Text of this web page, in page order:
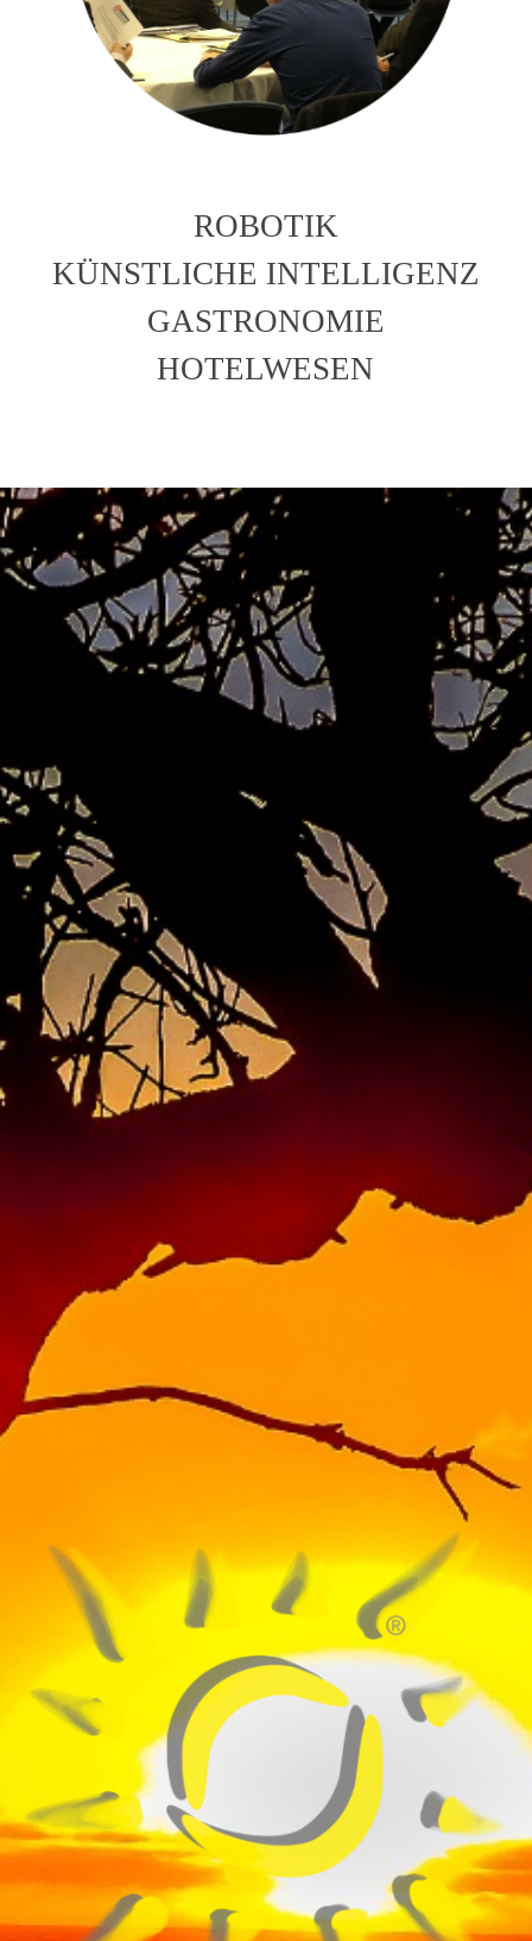
ROBOTIK
KÜNSTLICHE INTELLIGENZ
GASTRONOMIE
HOTELWESEN